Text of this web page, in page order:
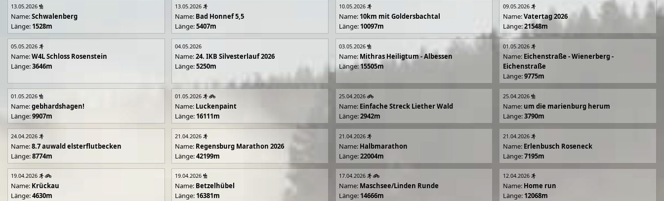
13.05.2026
Name:Schwalenberg
Länge: 1528m
13.05.2026
Name: Bad Honnef 5,5
Länge:5407m
10.05.2026
Name: 10km mit Goldersbachtal
Länge: 10097m
09.05.2026
Name:Vatertag 2026
Länge:21548m
05.05.2026
Name:W4L Schloss Rosenstein
Länge:3646m
04.05.2026
Name:24. IKB Silvesterlauf 2026
Länge:5250m
03.05.2026
Name: Mithras Heiligtum - Albessen
Länge:15505m
01.05.2026
Name: Eichenstraße - Wienerberg -
Eichenstraße
Länge:9775m
01.05.2026
Name:gebhardshagen!
Länge:9907m
01.05.2026
Name: Luckenpaint
Länge: 16111m
25.04.2026
Name: Einfache Streck Liether Wald
Länge:2942m
25.04.2026
Name: um die marienburg herum
Länge:3790m
24.04.2026
Name:8.7 auwald elsterflutbecken
Länge:8774m
21.04.2026
Name: Regensburg Marathon 2026
Länge:42199m
21.04.2026
Name: Halbmarathon
Länge:22004m
21.04.2026
Name: Erlenbusch Roseneck
Länge:7195m
19.04.2026
Name: Krückau
Länge:4630m
19.04.2026
Name: Betzelhübel
Länge: 16381m
17.04.2026
Name: Maschsee/Linden Runde
Länge: 14666m
12.04.2026
Name: Home run
Länge: 12068m